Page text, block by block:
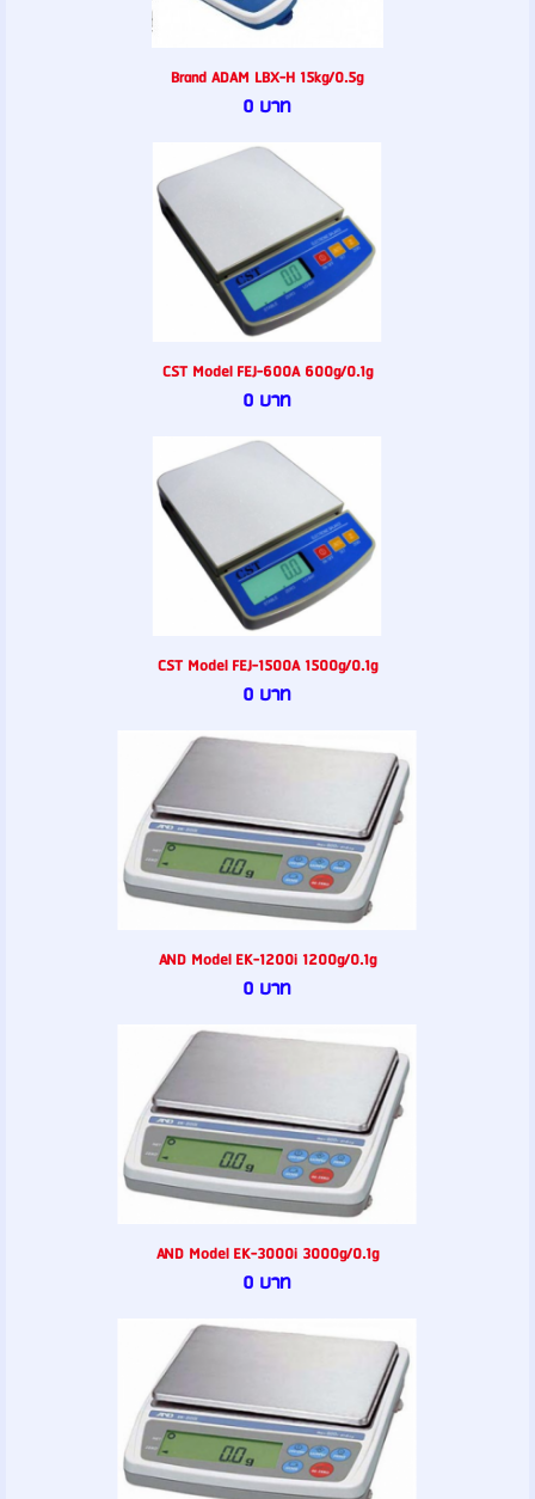
Brand ADAM LBX-H 15kg/0.5g
0 บาท
CST Model FEJ-600A 600g/0.1g
0 บาท
CST Model FEJ-1500A 1500g/0.1g
0 บาท
AND Model EK-1200i 1200g/0.1g
0 บาท
AND Model EK-3000i 3000g/0.1g
0 บาท